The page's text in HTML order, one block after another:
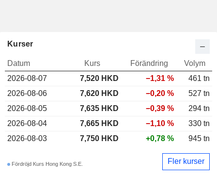
Kurser
Datum Kurs Förändring
Volym
2026-08-07
7,520 HKD −1,31 %
461 tn
2026-08-06
7,620 HKD −0,20 %
527 tn
2026-08-05
7,635 HKD −0,39 %
294 tn
2026-08-04
7,665 HKD −1,10 %
330 tn
2026-08-03
7,750 HKD +0,78 % 945 tn
Fördröjd Kurs Hong Kong S.E. Fler kurser